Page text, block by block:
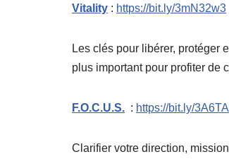
Vitality : https://bit.ly/3mN32w3
Les clés pour libérer, protéger
plus important pour profiter de
F.O.C.U.S. : https://bit.ly/
Clarifier votre direction,